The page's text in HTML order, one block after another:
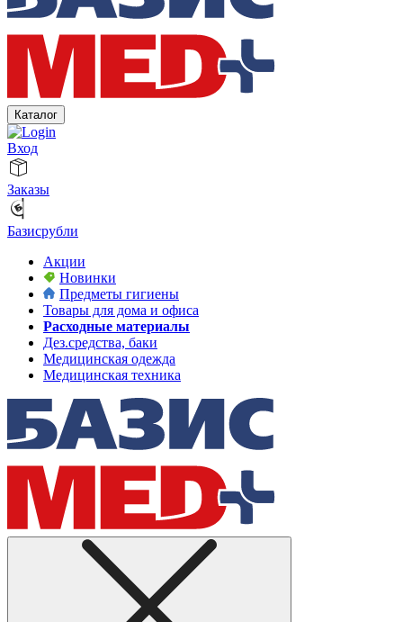
Каталог
Вход
Заказы
Базисрубли
Акции
Новинки
Предметы гигиены
Товары для дома и офиса
Расходные материалы
Дез.средства, баки
Медицинская одежда
Медицинская техника